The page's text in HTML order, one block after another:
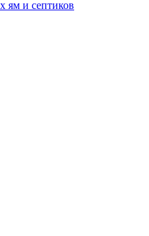
ям и септиков